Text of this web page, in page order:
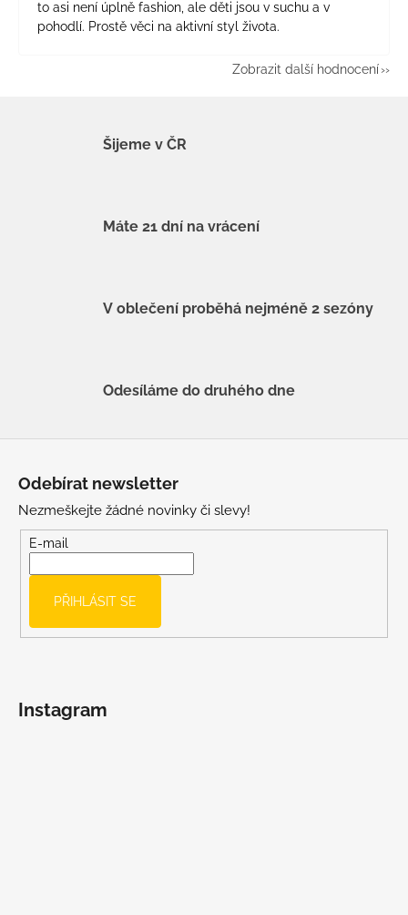
to asi není úplně fashion, ale děti jsou v suchu a v
pohodlí. Prostě věci na aktivní styl života.
Zobrazit další hodnocení
Šijeme v ČR
Máte 21 dní na vrácení
V oblečení proběhá nejméně 2 sezóny
Odesíláme do druhého dne
Odebírat newsletter
Nezmeškejte žádné novinky či slevy!
E-mail
PŘIHLÁSIT SE
Instagram